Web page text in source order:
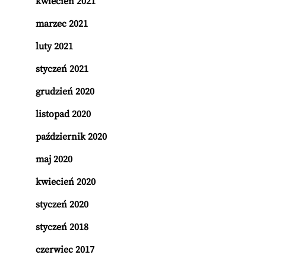
marzec 2021
luty 2021
styczeń 2021
grudzień 2020
listopad 2020
październik 2020
maj 2020
kwiecień 2020
styczeń 2020
styczeń 2018
czerwiec 2017